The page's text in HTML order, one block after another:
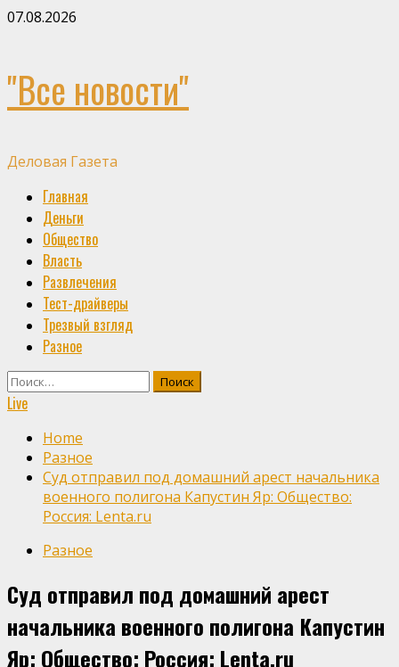
Skip
07.08.2026
"Все новости"
Деловая Газета
Primary
Menu
Главная
Деньги
Общество
Власть
Развлечения
Тест-драйверы
Трезвый взгляд
Разное
Найти:
Live
Home
Разное
Суд отправил под домашний арест начальника
военного полигона Капустин Яр: Общество:
Россия: Lenta.ru
Разное
Суд отправил под домашний арест
начальника военного полигона Капустин
Яр: Общество: Россия: Lenta.ru